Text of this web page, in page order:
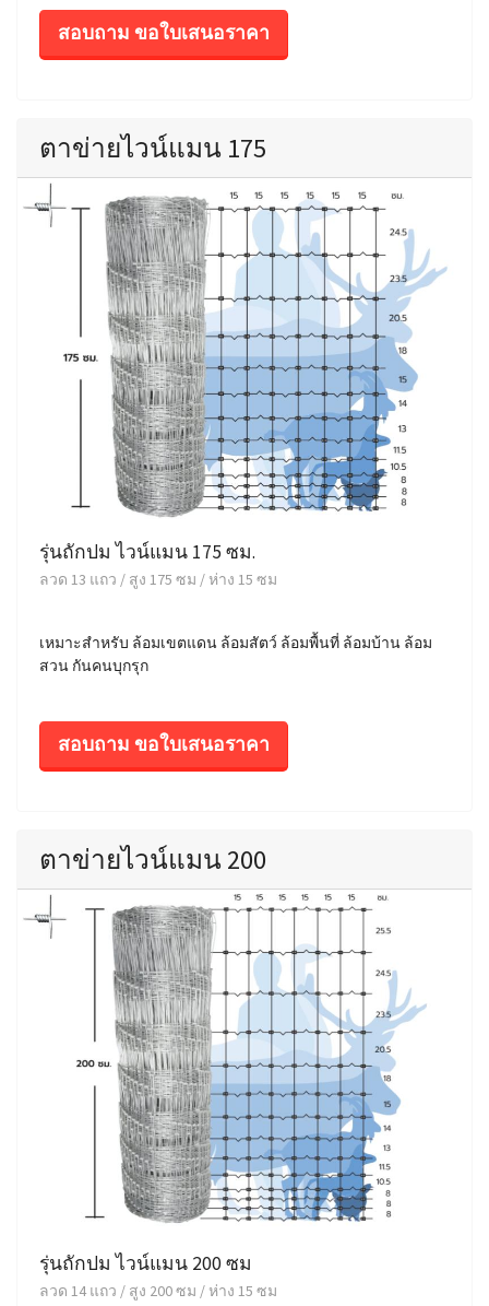
สอบถาม ขอใบเสนอราคา
ตาข่ายไวน์แมน 175
รุ่นถักปม ไวน์แมน 175 ซม.
ลวด 13 แถว / สูง 175 ซม / ห่าง 15 ซม
เหมาะสำหรับ ล้อมเขตแดน ล้อมสัตว์ ล้อมพื้นที่ ล้อมบ้าน ล้อม
สวน กันคนบุกรุก
สอบถาม ขอใบเสนอราคา
ตาข่ายไวน์แมน 200
รุ่นถักปม ไวน์แมน 200 ซม
ลวด 14 แถว / สูง 200 ซม / ห่าง 15 ซม